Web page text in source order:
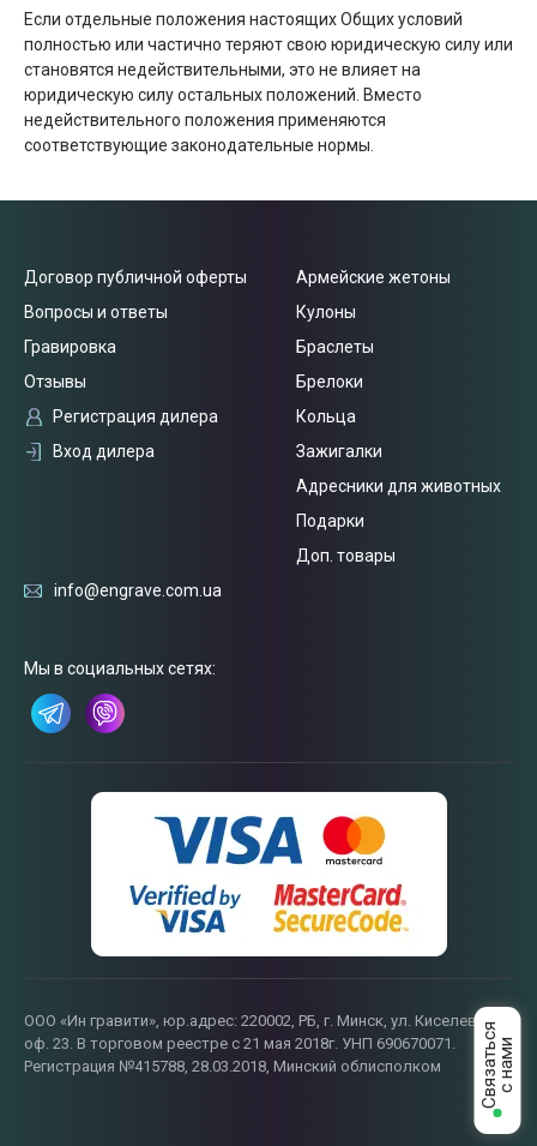
Если отдельные положения настоящих Общих условий
полностью или частично теряют свою юридическую силу или
становятся недействительными, это не влияет на
юридическую силу остальных положений. Вместо
недействительного положения применяются
соответствующие законодательные нормы.
Договор публичной оферты
Вопросы и ответы
Гравировка
Отзывы
Регистрация дилера
Вход дилера
Армейские жетоны
Кулоны
Браслеты
Брелоки
Кольца
Зажигалки
Адресники для животных
Подарки
Доп. товары
info@engrave.com.ua
Мы в социальных сетях:
ООО «Ин гравити», юр.адрес: 220002, РБ, г. Минск, ул. Киселева, 55,
оф. 23. В торговом реестре с 21 мая 2018г. УНП 690670071.
Регистрация №415788, 28.03.2018, Минский облисполком
Связатьсяс нами